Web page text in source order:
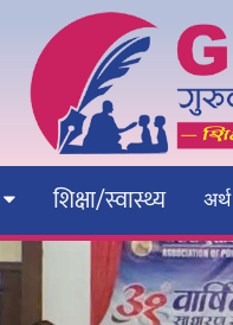
शिक्षा/स्वास्थ्य अर्थ